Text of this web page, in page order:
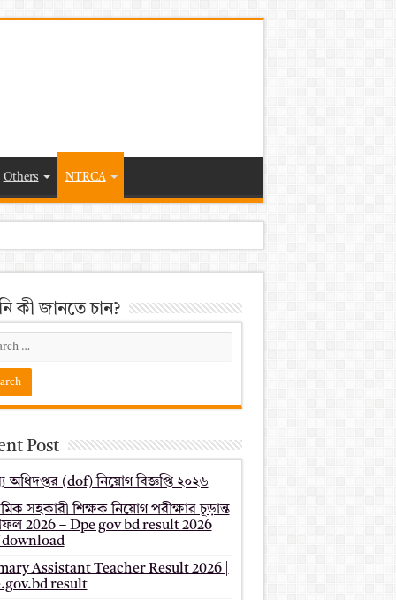
Others NTRCA
কী জানতে চান?
Post
অধিদপ্তর (dof) নিয়োগ বিজ্ঞপ্তি ২০২৬
সহকারী শিক্ষক নিয়োগ পরীক্ষার চূড়ান্ত
2026 – Dpe gov bd result 2026
Assistant Teacher Result 2026 |
result